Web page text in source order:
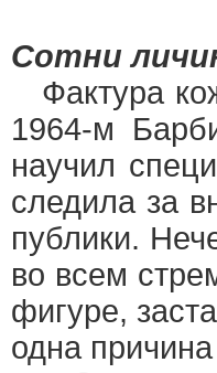
Сотни
Фактура
1964-м
научил
следила за
публики.
во всем
фигуре,
одна